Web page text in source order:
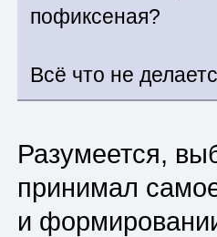
пофиксеная?
Всё что не
Разумеется,
принимал
и